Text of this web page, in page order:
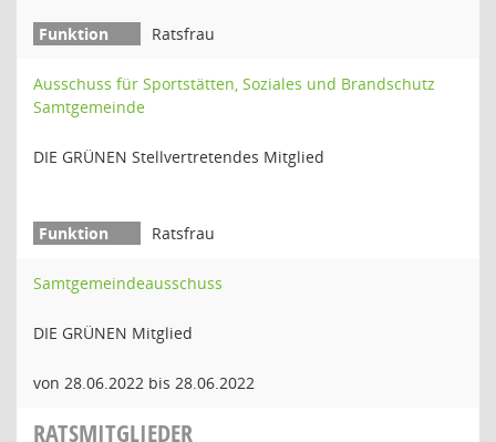
Ratsfrau
Ausschuss für Sportstätten, Soziales und Brandschutz
Samtgemeinde
DIE GRÜNEN Stellvertretendes Mitglied
Ratsfrau
Samtgemeindeausschuss
DIE GRÜNEN Mitglied
von 28.06.2022 bis 28.06.2022
RATSMITGLIEDER